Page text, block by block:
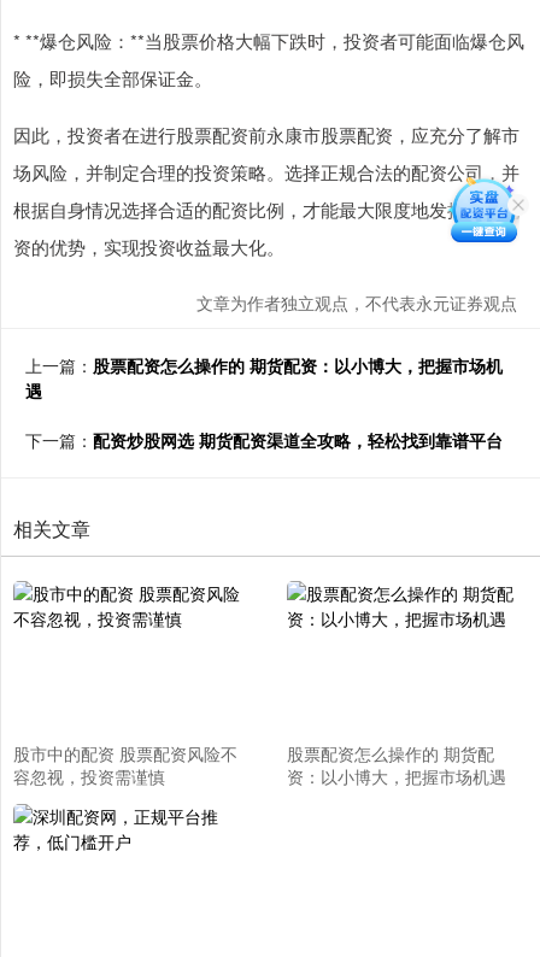
* **爆仓风险：**当股票价格大幅下跌时，投资者可能面临爆仓风
险，即损失全部保证金。
因此，投资者在进行股票配资前永康市股票配资，应充分了解市
场风险，并制定合理的投资策略。选择正规合法的配资公司，并
根据自身情况选择合适的配资比例，才能最大限度地发挥股票配
资的优势，实现投资收益最大化。
文章为作者独立观点，不代表永元证券观点
上一篇： 股票配资怎么操作的 期货配资：以小博大，把握市场机
遇
下一篇： 配资炒股网选 期货配资渠道全攻略，轻松找到靠谱平台
相关文章
股市中的配资 股票配资风险不
容忽视，投资需谨慎
股票配资怎么操作的 期货配
资：以小博大，把握市场机遇